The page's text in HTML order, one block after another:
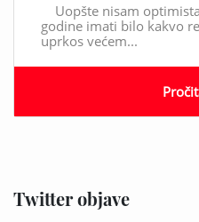
Twitter objave
Uopšte nisam
godine imati bilo kakvo
uprkos većem...